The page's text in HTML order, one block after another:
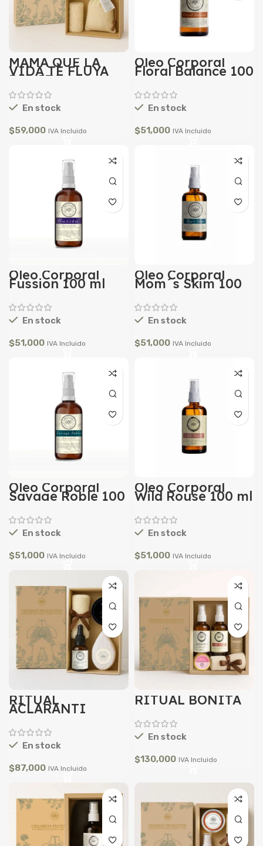
MAMÁ QUE LA
VIDA TE FLUYA
BONITO
En stock
$59,000 IVA Incluido
Oleo Corporal
Floral Balance 100
ml
En stock
$51,000 IVA Incluido
Oleo Corporal
Fussion 100 ml
En stock
$51,000 IVA Incluido
Oleo Corporal
Mom´s Skim 100
ml
En stock
$51,000 IVA Incluido
Oleo Corporal
Savage Roble 100
ml
En stock
$51,000 IVA Incluido
Oleo Corporal
Wild Rouse 100 ml
En stock
$51,000 IVA Incluido
RITUAL
ACLARANTI
En stock
$87,000 IVA Incluido
RITUAL BONITA
En stock
$130,000 IVA Incluido